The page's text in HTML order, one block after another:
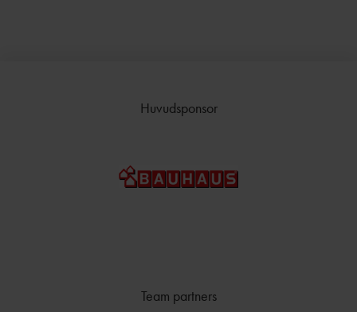
Huvudsponsor
Team partners